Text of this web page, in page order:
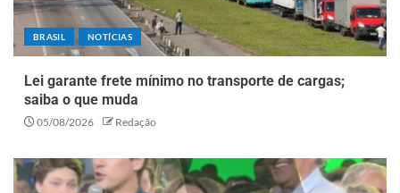
BRASIL NOTÍCIAS
Lei garante frete mínimo no transporte de cargas;
saiba o que muda
05/08/2026 Redação